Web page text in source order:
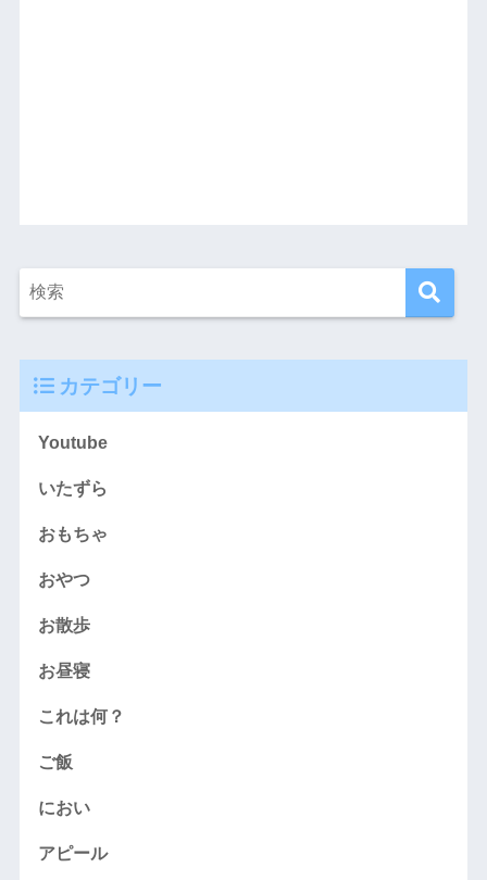
カテゴリー
Youtube
いたずら
おもちゃ
おやつ
お散歩
お昼寝
これは何？
ご飯
におい
アピール